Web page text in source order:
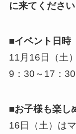
に来てください
■イベント日時
11月16日（土
9：30～17：30
■お子様も楽し
16日（土）は